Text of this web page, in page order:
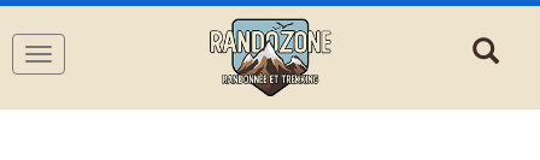
Navigation